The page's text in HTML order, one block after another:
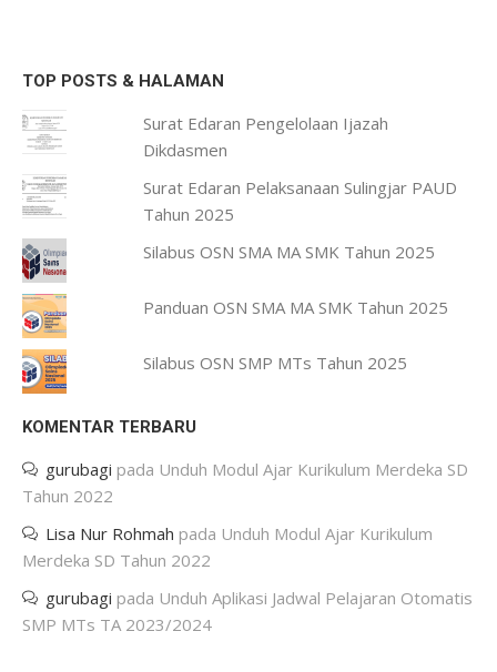
TOP POSTS & HALAMAN
Surat Edaran Pengelolaan Ijazah
Dikdasmen
Surat Edaran Pelaksanaan Sulingjar PAUD
Tahun 2025
Silabus OSN SMA MA SMK Tahun 2025
Panduan OSN SMA MA SMK Tahun 2025
Silabus OSN SMP MTs Tahun 2025
KOMENTAR TERBARU
gurubagi pada Unduh Modul Ajar Kurikulum Merdeka SD
Tahun 2022
Lisa Nur Rohmah pada Unduh Modul Ajar Kurikulum
Merdeka SD Tahun 2022
gurubagi pada Unduh Aplikasi Jadwal Pelajaran Otomatis
SMP MTs TA 2023/2024